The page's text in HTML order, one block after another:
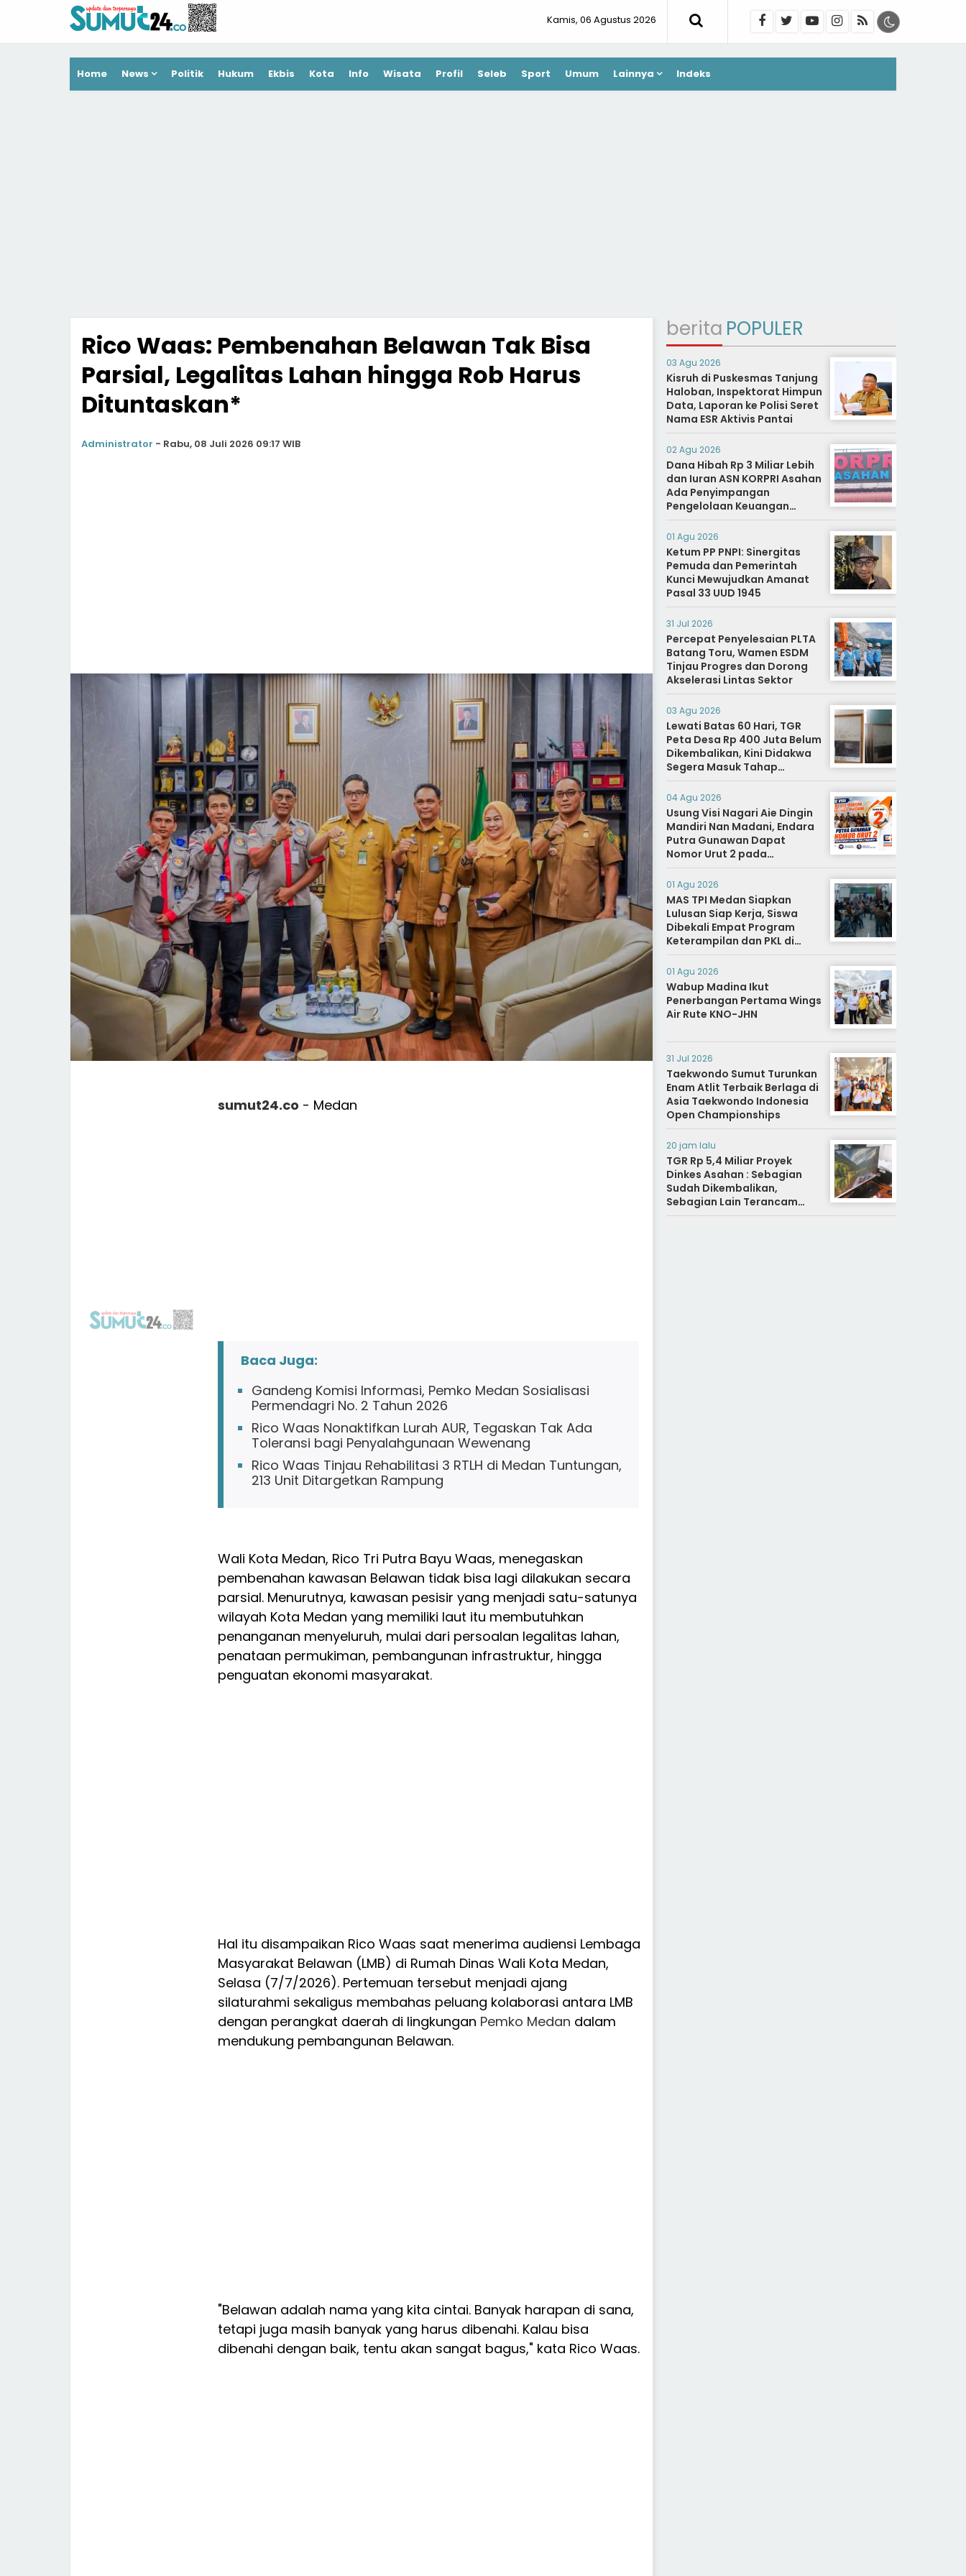
Kamis, 06 Agustus 2026
Home News Politik Hukum Ekbis Kota Info Wisata Profil Seleb Sport Umum Lainnya Indeks
Rico Waas: Pembenahan Belawan Tak Bisa
Parsial, Legalitas Lahan hingga Rob Harus
Dituntaskan*
Administrator - Rabu, 08 Juli 2026 09:17 WIB
sumut24.co - Medan
Baca Juga:
Gandeng Komisi Informasi, Pemko Medan Sosialisasi
Permendagri No. 2 Tahun 2026
Rico Waas Nonaktifkan Lurah AUR, Tegaskan Tak Ada
Toleransi bagi Penyalahgunaan Wewenang
Rico Waas Tinjau Rehabilitasi 3 RTLH di Medan Tuntungan,
213 Unit Ditargetkan Rampung
Wali Kota Medan, Rico Tri Putra Bayu Waas, menegaskan
pembenahan kawasan Belawan tidak bisa lagi dilakukan secara
parsial. Menurutnya, kawasan pesisir yang menjadi satu-satunya
wilayah Kota Medan yang memiliki laut itu membutuhkan
penanganan menyeluruh, mulai dari persoalan legalitas lahan,
penataan permukiman, pembangunan infrastruktur, hingga
penguatan ekonomi masyarakat.
Hal itu disampaikan Rico Waas saat menerima audiensi Lembaga
Masyarakat Belawan (LMB) di Rumah Dinas Wali Kota Medan,
Selasa (7/7/2026). Pertemuan tersebut menjadi ajang
silaturahmi sekaligus membahas peluang kolaborasi antara LMB
dengan perangkat daerah di lingkungan Pemko Medan dalam
mendukung pembangunan Belawan.
"Belawan adalah nama yang kita cintai. Banyak harapan di sana,
tetapi juga masih banyak yang harus dibenahi. Kalau bisa
dibenahi dengan baik, tentu akan sangat bagus," kata Rico Waas.
berita POPULER
03 Agu 2026
Kisruh di Puskesmas Tanjung
Haloban, Inspektorat Himpun
Data, Laporan ke Polisi Seret
Nama ESR Aktivis Pantai
02 Agu 2026
Dana Hibah Rp 3 Miliar Lebih
dan Iuran ASN KORPRI Asahan
Ada Penyimpangan
Pengelolaan Keuangan
Dipertanyakan, Aparat
Diminta Segera Usut
01 Agu 2026
Ketum PP PNPI: Sinergitas
Pemuda dan Pemerintah
Kunci Mewujudkan Amanat
Pasal 33 UUD 1945
31 Jul 2026
Percepat Penyelesaian PLTA
Batang Toru, Wamen ESDM
Tinjau Progres dan Dorong
Akselerasi Lintas Sektor
03 Agu 2026
Lewati Batas 60 Hari, TGR
Peta Desa Rp 400 Juta Belum
Dikembalikan, Kini Didakwa
Segera Masuk Tahap
Penyidikan
04 Agu 2026
Usung Visi Nagari Aie Dingin
Mandiri Nan Madani, Endara
Putra Gunawan Dapat
Nomor Urut 2 pada
Penetapan Calon Wali
Nagari.
01 Agu 2026
MAS TPI Medan Siapkan
Lulusan Siap Kerja, Siswa
Dibekali Empat Program
Keterampilan dan PKL di
Dunia Industri
01 Agu 2026
Wabup Madina Ikut
Penerbangan Pertama Wings
Air Rute KNO-JHN
31 Jul 2026
Taekwondo Sumut Turunkan
Enam Atlit Terbaik Berlaga di
Asia Taekwondo Indonesia
Open Championships
20 jam lalu
TGR Rp 5,4 Miliar Proyek
Dinkes Asahan : Sebagian
Sudah Dikembalikan,
Sebagian Lain Terancam
Sanksi Hukuman Berat